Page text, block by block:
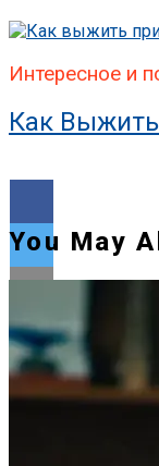
Интересное и
Как
Flipboard
Reddit
You May